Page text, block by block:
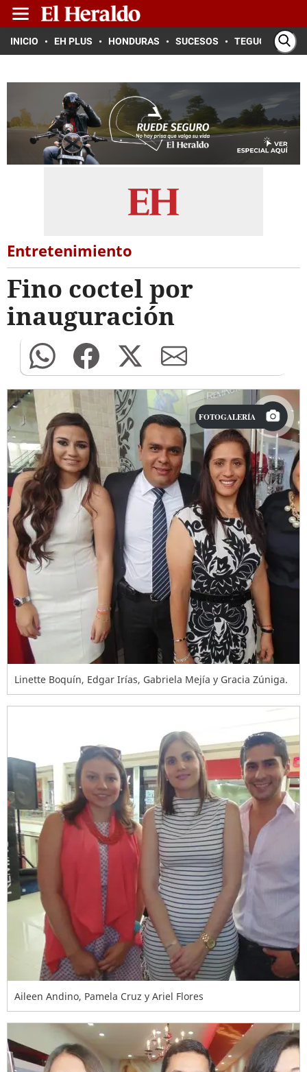
INICIO EH PLUS HONDURAS SUCESOS TEGUCIGALPA
Entretenimiento
Fino coctel por
inauguración
FOTOGALERÍA
Linette Boquín, Edgar Irías, Gabriela Mejía y Gracia Zúniga.
Aileen Andino, Pamela Cruz y Ariel Flores